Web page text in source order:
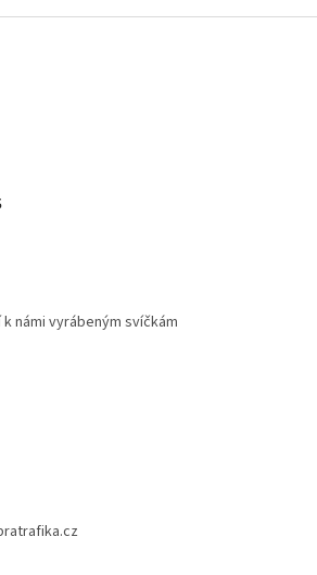
námi vyrábeným svíčkám